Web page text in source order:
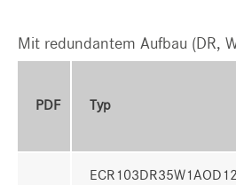
Mit redundantem Aufbau (DR,
PDF Typ